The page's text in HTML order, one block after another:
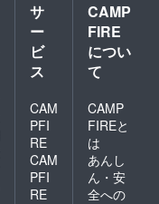
サ
ー
ビ
ス
CAM
PFI
RE
CAM
PFI
RE
CAMP
FIRE
につい
て
CAMP
FIREと
は
あんし
ん・安
全への